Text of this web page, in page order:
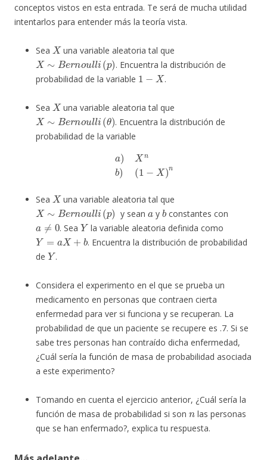
conceptos vistos en esta entrada. Te será de mucha utilidad
intentarlos para entender más la teoría vista.
Sea
X
una variable aleatoria tal que
X∼ Berno ulli(p)
. Encuentra la distribución de
probabilidad de la variable
1−X
.
Sea
X
una variable aleatoria tal que
X∼ Berno ulli(θ)
. Encuentra la distribución de
probabilidad de la variable
a)X b)(1
Sea
X
una variable aleatoria tal que
X∼ Berno ulli(p)
y sean
a
y
b
constantes con
a≠ 0
. Sea
Y
la variable aleatoria definida como
Y=a X+b
. Encuentra la distribución de probabilidad
de
Y
.
Considera el experimento en el que se prueba un
medicamento en personas que contraen cierta
enfermedad para ver si funciona y se recuperan. La
probabilidad de que un paciente se recupere es .7. Si se
sabe tres personas han contraído dicha enfermedad,
¿Cuál sería la función de masa de probabilidad asociada
a este experimento?
Tomando en cuenta el ejercicio anterior, ¿Cuál sería la
función de masa de probabilidad si son
n
las personas
que se han enfermado?, explica tu respuesta.